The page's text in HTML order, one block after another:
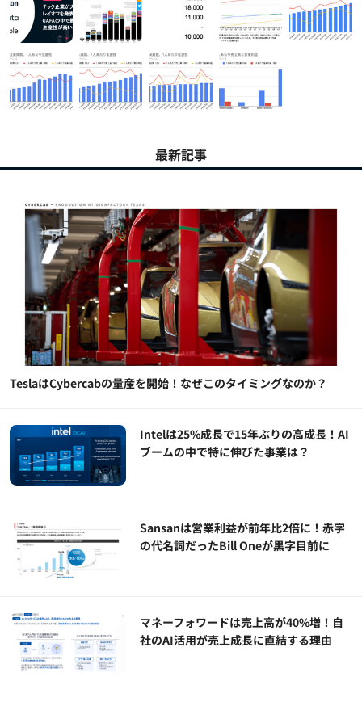
最新記事
TeslaはCybercabの量産を開始！なぜこのタイミングなのか？
Intelは25%成長で15年ぶりの高成長！AI
ブームの中で特に伸びた事業は？
Sansanは営業利益が前年比2倍に！赤字
の代名詞だったBill Oneが黒字目前に
マネーフォワードは売上高が40%増！自
社のAI活用が売上成長に直結する理由